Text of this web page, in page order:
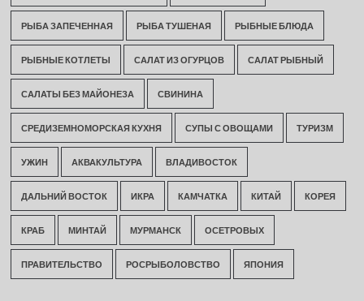
РЫБА ЗАПЕЧЕННАЯ РЫБА ТУШЕНАЯ РЫБНЫЕ БЛЮДА
РЫБНЫЕ КОТЛЕТЫ САЛАТ ИЗ ОГУРЦОВ САЛАТ РЫБНЫЙ
САЛАТЫ БЕЗ МАЙОНЕЗА СВИНИНА
СРЕДИЗЕМНОМОРСКАЯ КУХНЯ СУПЫ С ОВОЩАМИ ТУРИЗМ
УЖИН АКВАКУЛЬТУРА ВЛАДИВОСТОК
ДАЛЬНИЙ ВОСТОК ИКРА КАМЧАТКА КИТАЙ КОРЕЯ
КРАБ МИНТАЙ МУРМАНСК ОСЕТРОВЫХ
ПРАВИТЕЛЬСТВО РОСРЫБОЛОВСТВО ЯПОНИЯ